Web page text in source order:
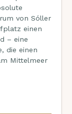
von Sóller
einen
– eine
die einen
Mittelmeer